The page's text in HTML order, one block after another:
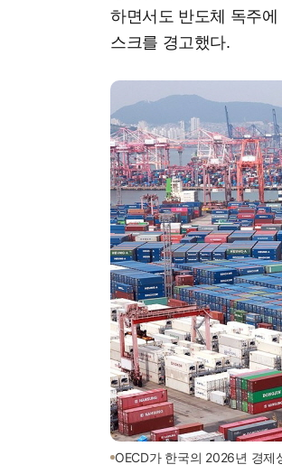
하면서도 반도체 독주
스크를 경고했다.
OECD가 한국의 2026년 경